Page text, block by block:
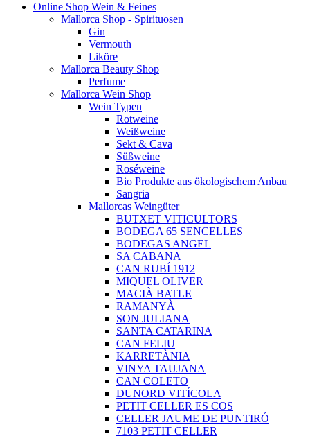
Online Shop Wein & Feines
Mallorca Shop - Spirituosen
Gin
Vermouth
Liköre
Mallorca Beauty Shop
Perfume
Mallorca Wein Shop
Wein Typen
Rotweine
Weißweine
Sekt & Cava
Süßweine
Roséweine
Bio Produkte aus ökologischem Anbau
Sangria
Mallorcas Weingüter
BUTXET VITICULTORS
BODEGA 65 SENCELLES
BODEGAS ANGEL
SA CABANA
CAN RUBÍ 1912
MIQUEL OLIVER
MACIÀ BATLE
RAMANYÀ
SON JULIANA
SANTA CATARINA
CAN FELIU
KARRETÀNIA
VINYA TAUJANA
CAN COLETO
DUNORD VITÍCOLA
PETIT CELLER ES COS
CELLER JAUME DE PUNTIRÓ
7103 PETIT CELLER